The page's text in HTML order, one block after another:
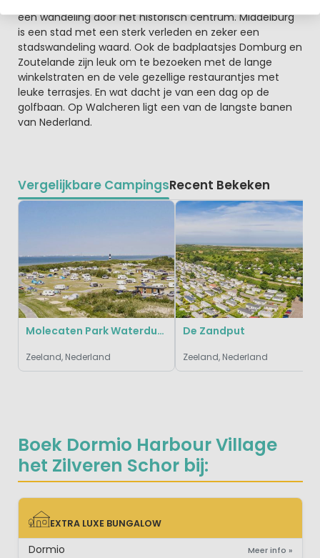
Boek Dormio Harbour Village
het Zilveren Schor bij:
EXTRA LUXE BUNGALOW
EXTRA LUXE BUNGALOW
Dormio Meer info »
een wandeling door het historisch centrum. Middelburg
is een stad met een sterk verleden en zeker een
stadswandeling waard. Ook de badplaatsjes Domburg en
Zoutelande zijn leuk om te bezoeken met de lange
winkelstraten en de vele gezellige restaurantjes met
leuke terrasjes. En wat dacht je van een dag op de
golfbaan. Op Walcheren ligt een van de langste banen
van Nederland.
Vergelijkbare CampingsRecent Bekeken
Molecaten Park Waterdunen
Zeeland, Nederland
De Zandput
Zeeland, Nederland